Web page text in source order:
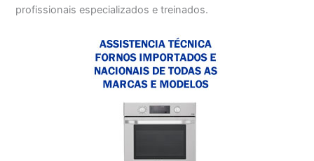
profissionais especializados e treinados.